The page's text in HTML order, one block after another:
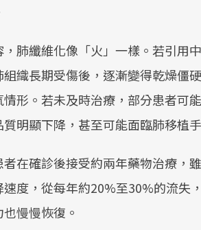
，肺纖維化像「火」一樣。若引用
組織長期受傷後，逐漸變得乾燥僵
情形。若未及時治療，部分患者可
明顯下降，甚至可能面臨肺移植
者在確診後接受約兩年藥物治療，
速度，從每年約20%至30%的流失
慢慢恢復。